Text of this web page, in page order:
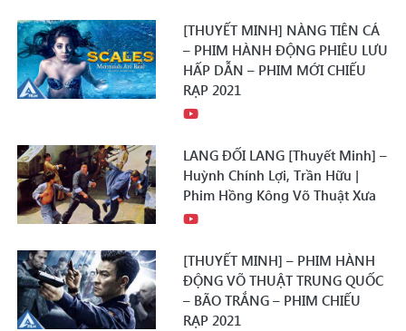
[THUYẾT MINH] NÀNG TIÊN CÁ
– PHIM HÀNH ĐỘNG PHIÊU LƯU
HẤP DẪN – PHIM MỚI CHIẾU
RẠP 2021
LANG ĐỐI LANG [Thuyết Minh] –
Huỳnh Chính Lợi, Trần Hữu |
Phim Hồng Kông Võ Thuật Xưa
[THUYẾT MINH] – PHIM HÀNH
ĐỘNG VÕ THUẬT TRUNG QUỐC
– BÃO TRẮNG – PHIM CHIẾU
RẠP 2021